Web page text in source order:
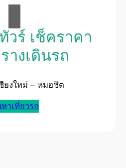
วร์ เช็คราคา
างเดินรถ
ยงใหม่ – หมอชิต
าเที่ยวรถ